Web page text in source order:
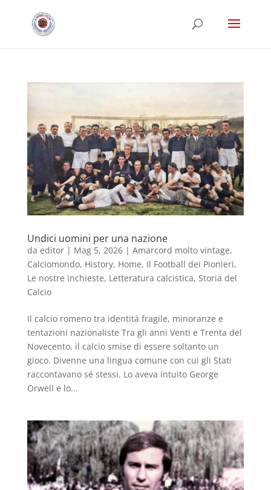
Undici uomini per una nazione
da editor| Mag 5, 2026| Amarcord molto vintage,
Calciomondo, History, Home, Il Football dei Pionieri,
Le nostre inchieste, Letteratura calcistica, Storia del
Calcio
Il calcio romeno tra identità fragile, minoranze e
tentazioni nazionaliste Tra gli anni Venti e Trenta del
Novecento, il calcio smise di essere soltanto un
gioco. Divenne una lingua comune con cui gli Stati
raccontavano sé stessi. Lo aveva intuito George
Orwell e lo...